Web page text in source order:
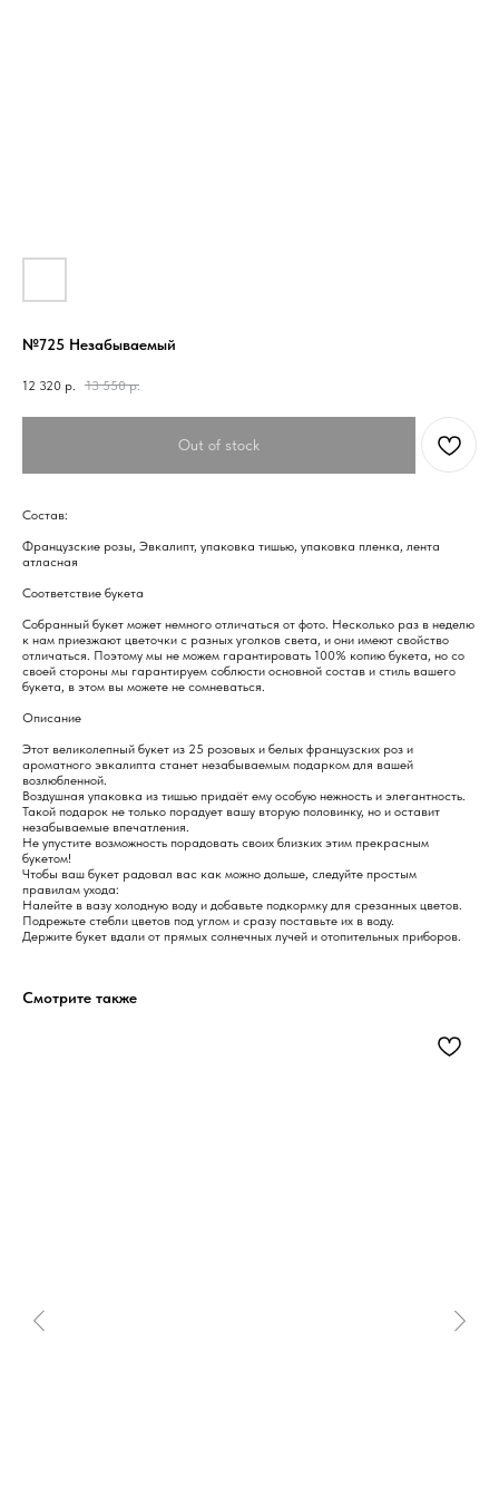
№725 Незабываемый
12 320 р. 13 550 р.
Out of stock
Состав:
Французские розы, Эвкалипт, упаковка тишью, упаковка пленка, лента
атласная
Соответствие букета
Собранный букет может немного отличаться от фото. Несколько раз в неделю
к нам приезжают цветочки с разных уголков света, и они имеют свойство
отличаться. Поэтому мы не можем гарантировать 100% копию букета, но со
своей стороны мы гарантируем соблюсти основной состав и стиль вашего
букета, в этом вы можете не сомневаться.
Описание
Этот великолепный букет из 25 розовых и белых французских роз и
ароматного эвкалипта станет незабываемым подарком для вашей
возлюбленной.
Воздушная упаковка из тишью придаёт ему особую нежность и элегантность.
Такой подарок не только порадует вашу вторую половинку, но и оставит
незабываемые впечатления.
Не упустите возможность порадовать своих близких этим прекрасным
букетом!
Чтобы ваш букет радовал вас как можно дольше, следуйте простым
правилам ухода:
Налейте в вазу холодную воду и добавьте подкормку для срезанных цветов.
Подрежьте стебли цветов под углом и сразу поставьте их в воду.
Держите букет вдали от прямых солнечных лучей и отопительных приборов.
Смотрите также